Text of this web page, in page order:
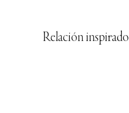
Relación